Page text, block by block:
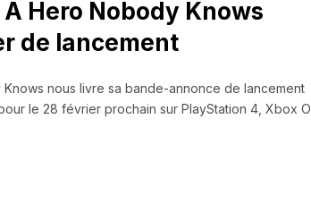
Hero Nobody Knows
trailer de lancement
nous livre sa bande-annonce de lancement
le 28 février prochain sur PlayStation 4, Xbox